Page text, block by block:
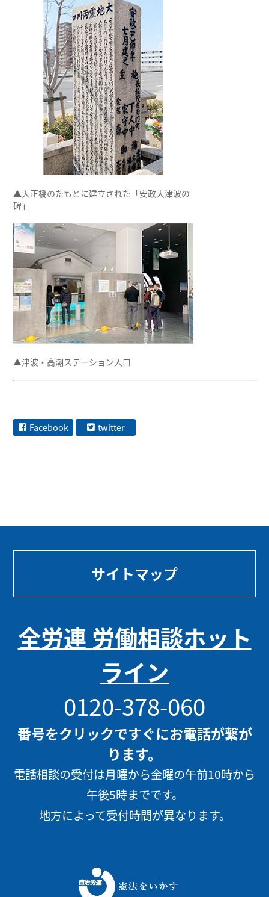
▲大正橋のたもとに建立された「安政大津波の
碑」
▲津波・高潮ステーション入口
Facebook twitter
サイトマップ
全労連 労働相談ホット
ライン
0120-378-060
番号をクリックですぐにお電話が繋が
ります。
電話相談の受付は月曜から金曜の午前10時から
午後5時までです。
地方によって受付時間が異なります。